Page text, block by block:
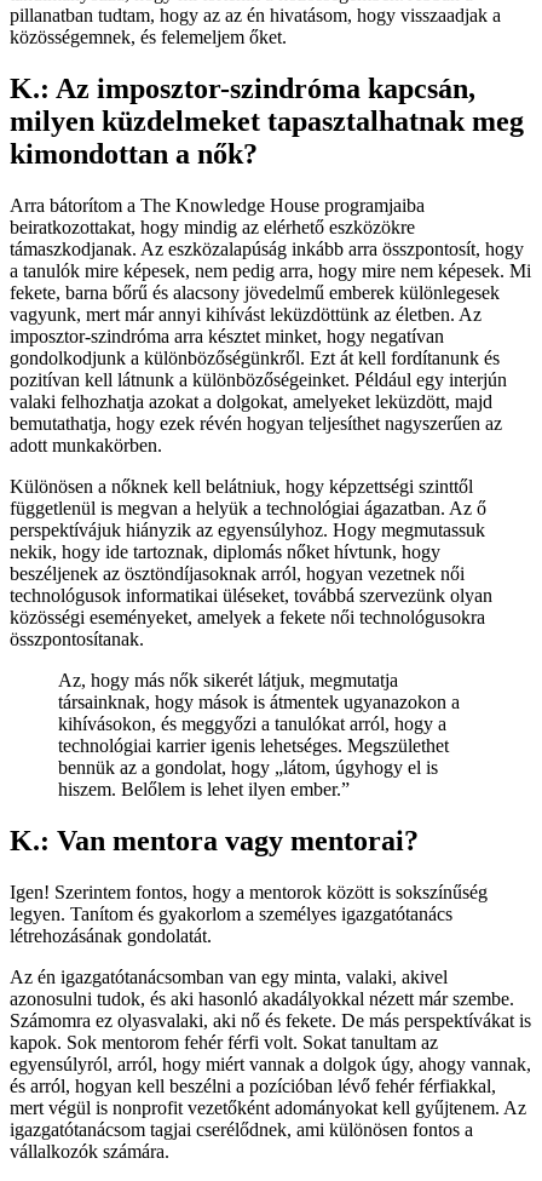
pillanatban tudtam, hogy az az én hivatásom, hogy visszaadjak a
közösségemnek, és felemeljem őket.
K.: Az imposztor-szindróma kapcsán,
milyen küzdelmeket tapasztalhatnak meg
kimondottan a nők?
Arra bátorítom a The Knowledge House programjaiba
beiratkozottakat, hogy mindig az elérhető eszközökre
támaszkodjanak. Az eszközalapúság inkább arra összpontosít, hogy
a tanulók mire képesek, nem pedig arra, hogy mire nem képesek. Mi
fekete, barna bőrű és alacsony jövedelmű emberek különlegesek
vagyunk, mert már annyi kihívást leküzdöttünk az életben. Az
imposztor-szindróma arra késztet minket, hogy negatívan
gondolkodjunk a különbözőségünkről. Ezt át kell fordítanunk és
pozitívan kell látnunk a különbözőségeinket. Például egy interjún
valaki felhozhatja azokat a dolgokat, amelyeket leküzdött, majd
bemutathatja, hogy ezek révén hogyan teljesíthet nagyszerűen az
adott munkakörben.
Különösen a nőknek kell belátniuk, hogy képzettségi szinttől
függetlenül is megvan a helyük a technológiai ágazatban. Az ő
perspektívájuk hiányzik az egyensúlyhoz. Hogy megmutassuk
nekik, hogy ide tartoznak, diplomás nőket hívtunk, hogy
beszéljenek az ösztöndíjasoknak arról, hogyan vezetnek női
technológusok informatikai üléseket, továbbá szervezünk olyan
közösségi eseményeket, amelyek a fekete női technológusokra
összpontosítanak.
Az, hogy más nők sikerét látjuk, megmutatja
társainknak, hogy mások is átmentek ugyanazokon a
kihívásokon, és meggyőzi a tanulókat arról, hogy a
technológiai karrier igenis lehetséges. Megszülethet
bennük az a gondolat, hogy „látom, úgyhogy el is
hiszem. Belőlem is lehet ilyen ember.”
K.: Van mentora vagy mentorai?
Igen! Szerintem fontos, hogy a mentorok között is sokszínűség
legyen. Tanítom és gyakorlom a személyes igazgatótanács
létrehozásának gondolatát.
Az én igazgatótanácsomban van egy minta, valaki, akivel
azonosulni tudok, és aki hasonló akadályokkal nézett már szembe.
Számomra ez olyasvalaki, aki nő és fekete. De más perspektívákat is
kapok. Sok mentorom fehér férfi volt. Sokat tanultam az
egyensúlyról, arról, hogy miért vannak a dolgok úgy, ahogy vannak,
és arról, hogyan kell beszélni a pozícióban lévő fehér férfiakkal,
mert végül is nonprofit vezetőként adományokat kell gyűjtenem. Az
igazgatótanácsom tagjai cserélődnek, ami különösen fontos a
vállalkozók számára.